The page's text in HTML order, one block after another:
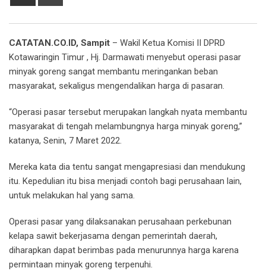
CATATAN.CO.ID, Sampit – Wakil Ketua Komisi II DPRD
Kotawaringin Timur , Hj. Darmawati menyebut operasi pasar
minyak goreng sangat membantu meringankan beban
masyarakat, sekaligus mengendalikan harga di pasaran.
“Operasi pasar tersebut merupakan langkah nyata membantu
masyarakat di tengah melambungnya harga minyak goreng,”
katanya, Senin, 7 Maret 2022.
Mereka kata dia tentu sangat mengapresiasi dan mendukung
itu. Kepedulian itu bisa menjadi contoh bagi perusahaan lain,
untuk melakukan hal yang sama.
Operasi pasar yang dilaksanakan perusahaan perkebunan
kelapa sawit bekerjasama dengan pemerintah daerah,
diharapkan dapat berimbas pada menurunnya harga karena
permintaan minyak goreng terpenuhi.